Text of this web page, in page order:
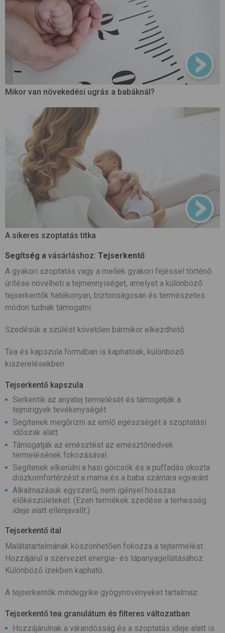
Mikor van növekedési ugrás a babáknál?
A sikeres szoptatás titka
Segítség a vásárláshoz: Tejserkentő
A gyakori szoptatás vagy a mellek gyakori fejéssel történő
ürítése növelheti a tejmennyiséget, amelyet a különböző
tejserkentők hatékonyan, biztonságosan és természetes
módon tudnak támogatni.
Szedésük a szülést követően bármikor elkezdhető.
Tea és kapszula formában is kaphatóak, különböző
kiszerelésekben.
Tejserkentő kapszula
Serkentik az anyatej termelését és támogatják a
tejmirigyek tevékenységét.
Segítenek megőrizni az emlő egészségét a szoptatási
időszak alatt.
Támogatják az emésztést az emésztőnedvek
termelésének fokozásával.
Segítenek elkerülni a hasi görcsök és a puffadás okozta
diszkomfortérzést a mama és a baba számára egyaránt.
Alkalmazásuk egyszerű, nem igényel hosszas
előkészületeket. (Ezen termékek szedése a terhesség
ideje alatt ellenjavallt.)
Tejserkentő ital
Malátatartalmának köszönhetően fokozza a tejtermelést.
Hozzájárul a szervezet energia- és tápanyagellátásához.
Különböző ízekben kapható.
A tejserkentők mindegyike gyógynövényeket tartalmaz.
Tejserkentő tea granulátum és filteres változatban
Hozzájárulnak a várandósság és a szoptatás ideje alatt is